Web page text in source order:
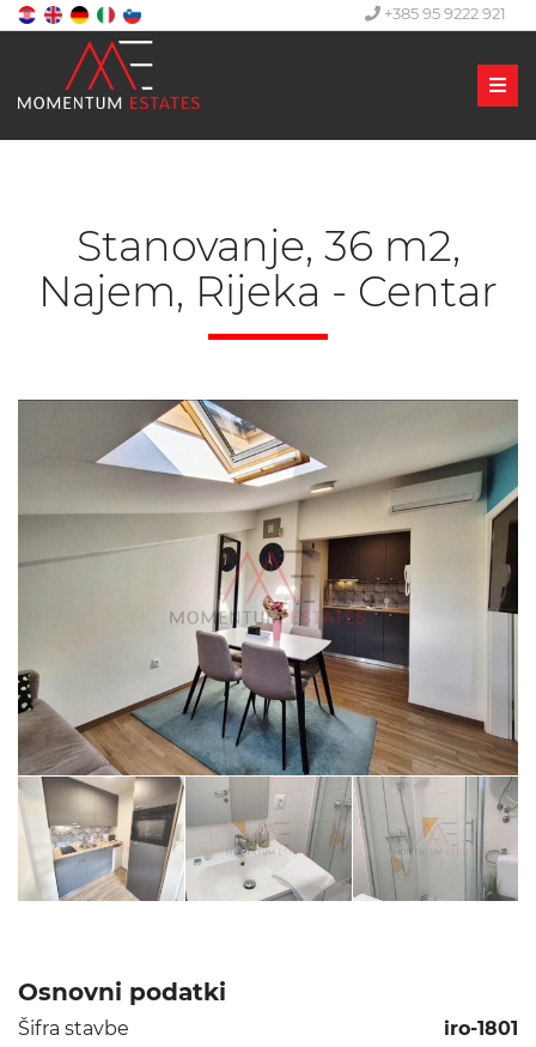
+385 95 9222 921
Stanovanje, 36 m2,
Najem, Rijeka - Centar
Osnovni podatki
Šifra stavbe
iro-1801